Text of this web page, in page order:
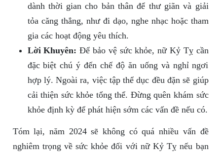
dành thời gian cho bản thân để thư giãn và giải
tỏa căng thẳng, như đi dạo, nghe nhạc hoặc tham
gia các hoạt động yêu thích.
Lời Khuyên: Để bảo vệ sức khỏe, nữ Kỷ Tỵ cần
đặc biệt chú ý đến chế độ ăn uống và nghỉ ngơi
hợp lý. Ngoài ra, việc tập thể dục đều đặn sẽ giúp
cải thiện sức khỏe tổng thể. Đừng quên khám sức
khỏe định kỳ để phát hiện sớm các vấn đề nếu có.
Tóm lại, năm 2024 sẽ không có quá nhiều vấn đề
nghiêm trọng về sức khỏe đối với nữ Kỷ Tỵ nếu bạn